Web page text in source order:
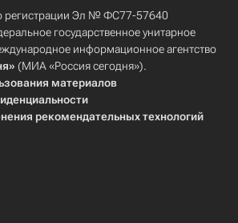
регистрации Эл № ФС77-57640
государственное унитарное
информационное агентство
(МИА «Россия сегодня»).
материалов
рекомендательных технологий